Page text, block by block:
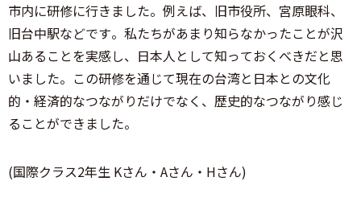
市内に研修に行きました。例えば、旧市役所、宮原眼科、
旧台中駅などです。私たちがあまり知らなかったことが沢
山あることを実感し、日本人として知っておくべきだと思
いました。この研修を通じて現在の台湾と日本との文化
的・経済的なつながりだけでなく、歴史的なつながり感じ
ることができました。
(国際クラス2年生 Kさん・Aさん・Hさん)